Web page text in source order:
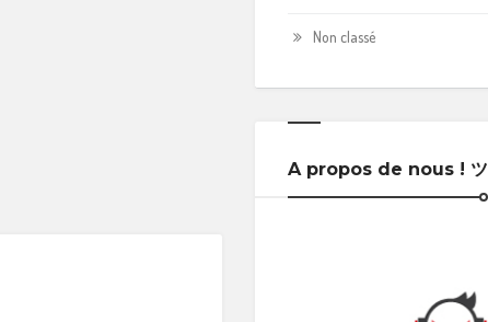
Non classé
A propos de nous ! ツ